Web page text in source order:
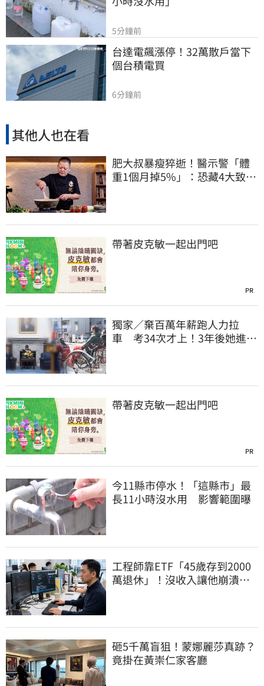
5分鐘前
台達電飆漲停！32萬散戶當下
個台積電買
6分鐘前
其他人也在看
肥大叔暴瘦猝逝！醫示警「體
重1個月掉5%」：恐藏4大致命
帶著皮克敏一起出門吧
PR
獨家／棄百萬年薪跑人力拉
車 考34次才上！3年後她進外
帶著皮克敏一起出門吧
PR
今11縣市停水！「這縣市」最
長11小時沒水用 影響範圍曝
工程師靠ETF「45歲存到2000
萬退休」！沒收入讓他崩潰…
砸5千萬盲狙！蒙娜麗莎真跡？
竟掛在黃崇仁家客廳